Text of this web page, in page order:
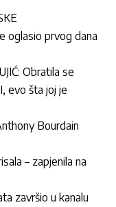
oglasio prvog dana
Obratila se
evo šta joj je
Bourdain
– zapjenila na
završio u kanalu